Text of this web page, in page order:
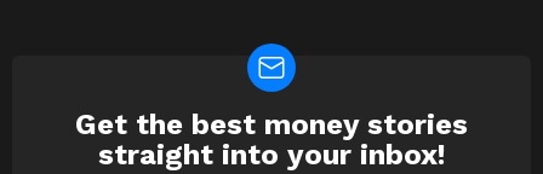
NEWSLETTER
Get the best money stories
straight into your inbox!